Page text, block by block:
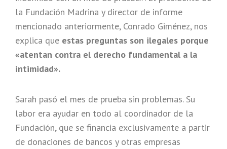
la Fundación Madrina y director de informe
mencionado anteriormente, Conrado Giménez, nos
explica que estas preguntas son ilegales porque
«atentan contra el derecho fundamental a la
intimidad».
Sarah pasó el mes de prueba sin problemas. Su
labor era ayudar en todo al coordinador de la
Fundación, que se financia exclusivamente a partir
de donaciones de bancos y otras empresas